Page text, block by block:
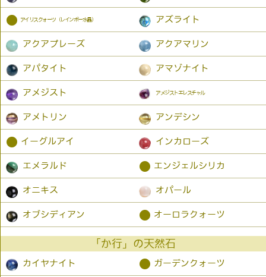
● アイリスクォーツ（レインボー水晶） アズライト
アクアプレーズ アクアマリン
アパタイト アマゾナイト
アメジスト アメジストエレスチャル
アメトリン アンデシン
● イーグルアイ インカローズ
エメラルド ● エンジェルシリカ
オニキス オパール
オブシディアン ● オーロラクォーツ
「か行」の天然石
カイヤナイト ● ガーデンクォーツ